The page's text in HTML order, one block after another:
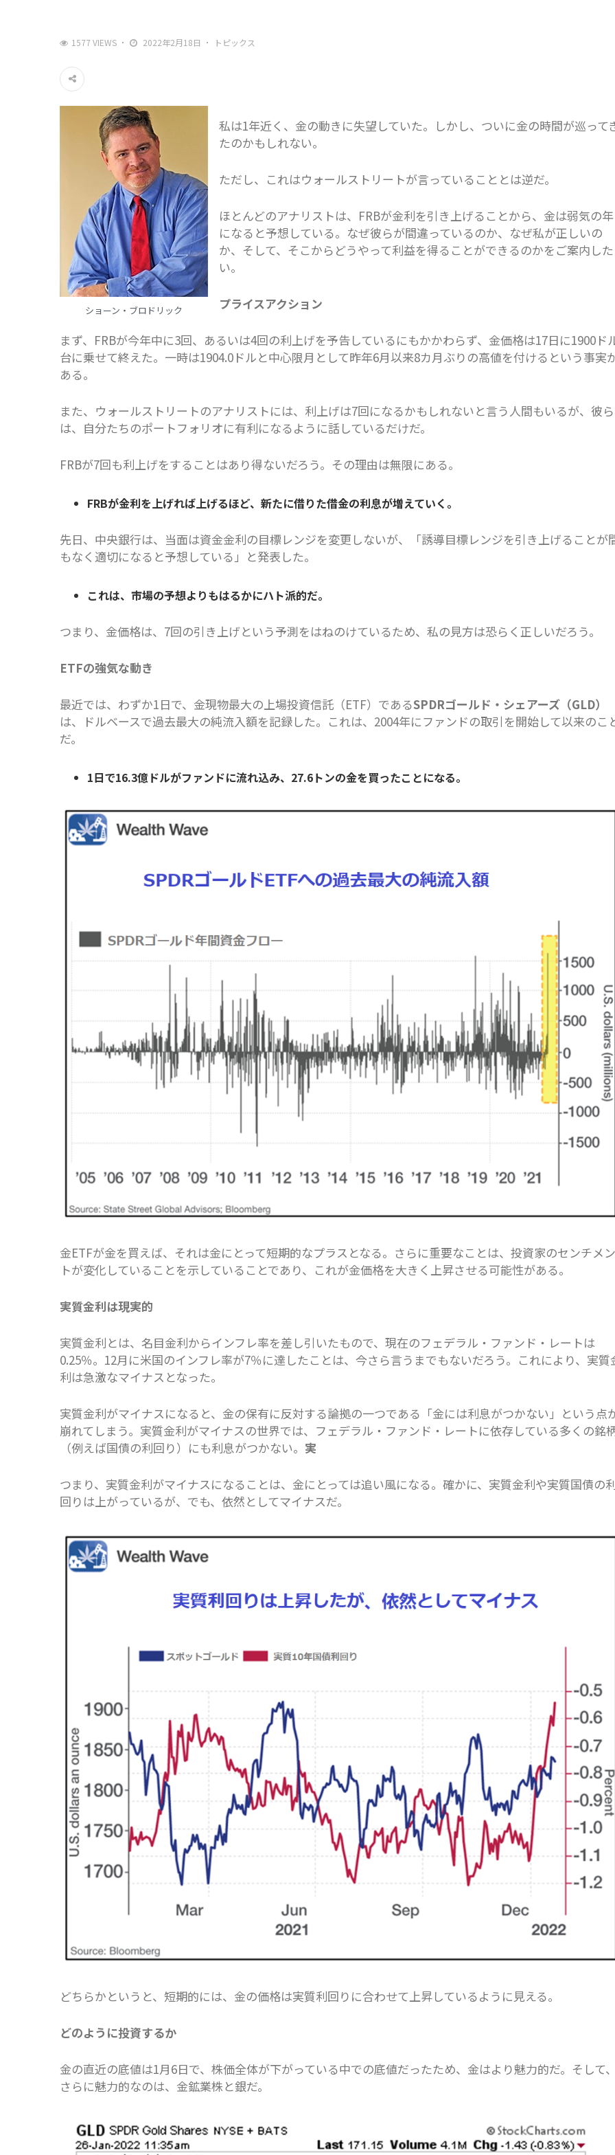
1577 VIEWS 2022年2月18日 トピックス
ショーン・ブロドリック
私は1年近く、金の動きに失望していた。しかし、ついに金の時間が巡って
たのかもしれない。
ただし、これはウォールストリートが言っていることとは逆だ。
ほとんどのアナリストは、FRBが金利を引き上げることから、金は弱気の年
になると予想している。なぜ彼らが間違っているのか、なぜ私が正しいの
か、そして、そこからどうやって利益を得ることができるのかをご案内した
い。
プライスアクション
まず、FRBが今年中に3回、あるいは4回の利上げを予告しているにもかかわらず、金価格は17日に1900ド
台に乗せて終えた。一時は1904.0ドルと中心限月として昨年6月以来8カ月ぶりの高値を付けるという事実
ある。
また、ウォールストリートのアナリストには、利上げは7回になるかもしれないと言う人間もいるが、彼ら
は、自分たちのポートフォリオに有利になるように話しているだけだ。
FRBが7回も利上げをすることはあり得ないだろう。その理由は無限にある。
FRBが金利を上げれば上げるほど、新たに借りた借金の利息が増えていく。
先日、中央銀行は、当面は資金金利の目標レンジを変更しないが、「誘導目標レンジを引き上げることが
もなく適切になると予想している」と発表した。
これは、市場の予想よりもはるかにハト派的だ。
つまり、金価格は、7回の引き上げという予測をはねのけているため、私の見方は恐らく正しいだろう。
ETFの強気な動き
最近では、わずか1日で、金現物最大の上場投資信託（ETF）であるSPDRゴールド・シェアーズ（GLD）
は、ドルベースで過去最大の純流入額を記録した。これは、2004年にファンドの取引を開始して以来のこ
だ。
1日で16.3億ドルがファンドに流れ込み、27.6トンの金を買ったことになる。
金ETFが金を買えば、それは金にとって短期的なプラスとなる。さらに重要なことは、投資家のセンチメン
トが変化していることを示していることであり、これが金価格を大きく上昇させる可能性がある。
実質金利は現実的
実質金利とは、名目金利からインフレ率を差し引いたもので、現在のフェデラル・ファンド・レートは
0.25％。12月に米国のインフレ率が7％に達したことは、今さら言うまでもないだろう。これにより、実質
利は急激なマイナスとなった。
実質金利がマイナスになると、金の保有に反対する論拠の一つである「金には利息がつかない」という点
崩れてしまう。実質金利がマイナスの世界では、フェデラル・ファンド・レートに依存している多くの銘
（例えば国債の利回り）にも利息がつかない。 実
つまり、実質金利がマイナスになることは、金にとっては追い風になる。確かに、実質金利や実質国債の
回りは上がっているが、でも、依然としてマイナスだ。
どちらかというと、短期的には、金の価格は実質利回りに合わせて上昇しているように見える。
どのように投資するか
金の直近の底値は1月6日で、株価全体が下がっている中での底値だったため、金はより魅力的だ。そして、
さらに魅力的なのは、金鉱業株と銀だ。